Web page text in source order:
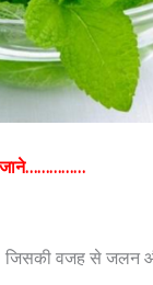
जिसकी वजह से
पदचिन्हों के बारे
"एक फ़ौजी का
हुए Lt Gen P